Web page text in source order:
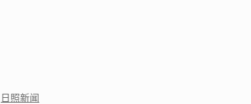
日照新闻